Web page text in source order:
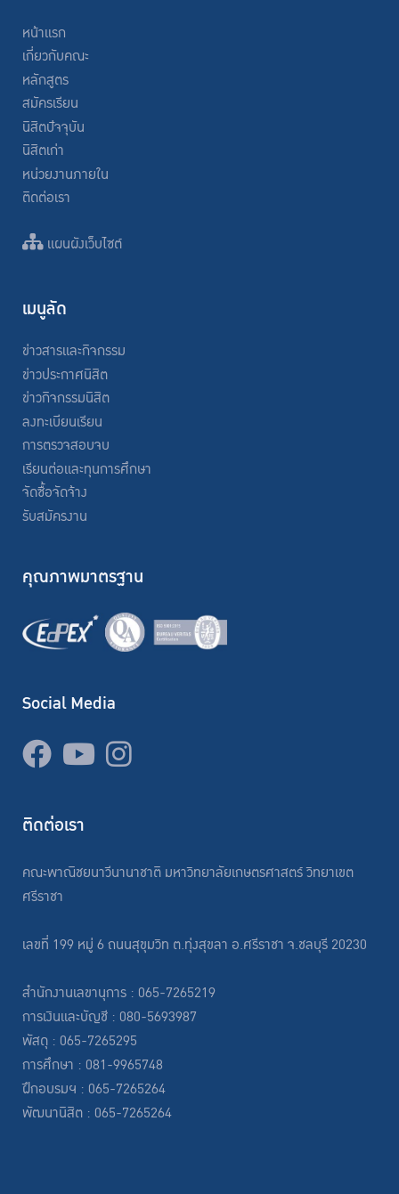
หน้าแรก
เกี่ยวกับคณะ
หลักสูตร
สมัครเรียน
นิสิตปัจจุบัน
นิสิตเก่า
หน่วยงานภายใน
ติดต่อเรา
แผนผังเว็บไซต์
เมนูลัด
ข่าวสารและกิจกรรม
ข่าวประกาศนิสิต
ข่าวกิจกรรมนิสิต
ลงทะเบียนเรียน
การตรวจสอบจบ
เรียนต่อและทุนการศึกษา
จัดซื้อจัดจ้าง
รับสมัครงาน
คุณภาพมาตรฐาน
Social Media
ติดต่อเรา
คณะพาณิชยนาวีนานาชาติ มหาวิทยาลัยเกษตรศาสตร์ วิทยาเขต
ศรีราชา
เลขที่ 199 หมู่ 6 ถนนสุขุมวิท ต.ทุ่งสุขลา อ.ศรีราชา จ.ชลบุรี 20230
สำนักงานเลขานุการ : 065-7265219
การเงินและบัญชี : 080-5693987
พัสดุ : 065-7265295
การศึกษา : 081-9965748
ฝึกอบรมฯ : 065-7265264
พัฒนานิสิต : 065-7265264